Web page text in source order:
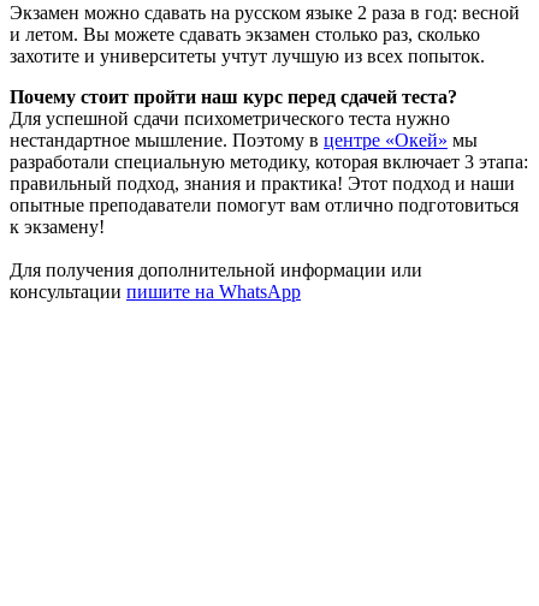
Экзамен можно сдавать на русском языке 2 раза в год: весной
и летом. Вы можете сдавать экзамен столько раз, сколько
захотите и университеты учтут лучшую из всех попыток.
Почему стоит пройти наш курс перед сдачей теста?
Для успешной сдачи психометрического теста нужно
нестандартное мышление. Поэтому в центре «Окей» мы
разработали специальную методику, которая включает 3 этапа:
правильный подход, знания и практика! Этот подход и наши
опытные преподаватели помогут вам отлично подготовиться
к экзамену!
Для получения дополнительной информации или
консультации пишите на WhatsApp